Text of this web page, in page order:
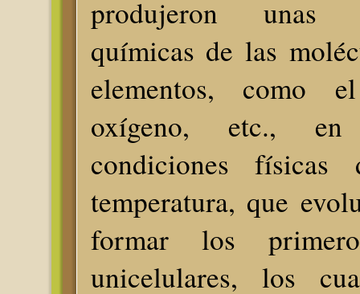
produjeron unas
químicas de las
elementos, como
oxígeno, etc., en
condiciones
temperatura, que
formar los
unicelulares, los